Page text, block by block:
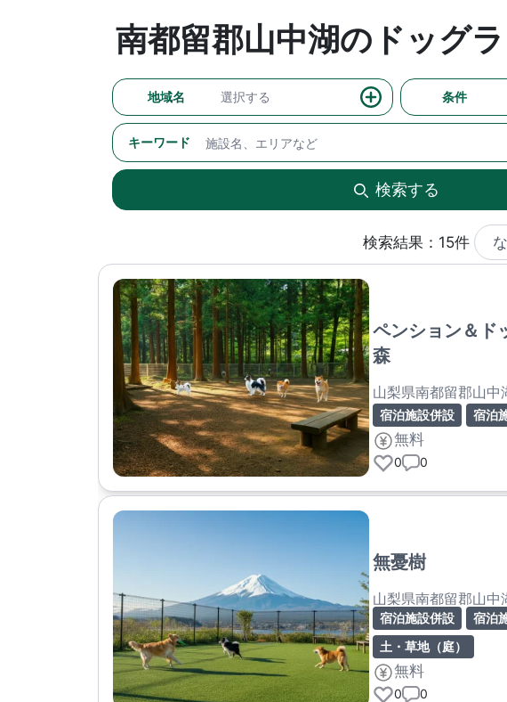
南都留郡山中湖のドッグ
地域名 選択する 条件
キーワード
検索する
検索結果：15件
ペンション＆ド
森
山梨県南都留郡山中
宿泊施設併設 宿泊
無料
0 0
無憂樹
山梨県南都留郡山中
宿泊施設併設
宿泊
土・草地（庭）
無料
0 0